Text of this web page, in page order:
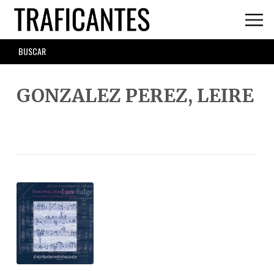
Skip
main
content
SEARCH
FORM
GONZALEZ PEREZ, LEIRE